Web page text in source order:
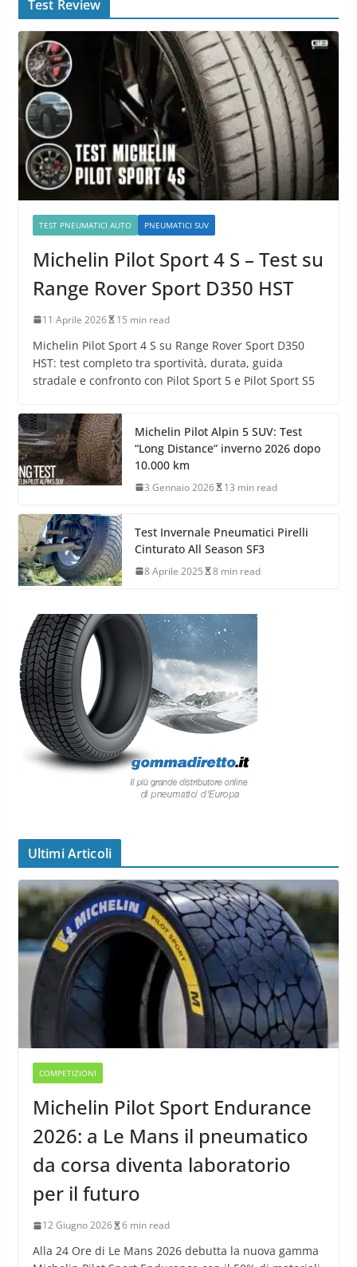
Test Review
TEST PNEUMATICI AUTO PNEUMATICI SUV
Michelin Pilot Sport 4 S – Test su
Range Rover Sport D350 HST
11 Aprile 2026 15 min read
Michelin Pilot Sport 4 S su Range Rover Sport D350
HST: test completo tra sportività, durata, guida
stradale e confronto con Pilot Sport 5 e Pilot Sport S5
Michelin Pilot Alpin 5 SUV: Test
“Long Distance” inverno 2026 dopo
10.000 km
3 Gennaio 2026 13 min read
Test Invernale Pneumatici Pirelli
Cinturato All Season SF3
8 Aprile 2025 8 min read
Ultimi Articoli
COMPETIZIONI
Michelin Pilot Sport Endurance
2026: a Le Mans il pneumatico
da corsa diventa laboratorio
per il futuro
12 Giugno 2026 6 min read
Alla 24 Ore di Le Mans 2026 debutta la nuova gamma